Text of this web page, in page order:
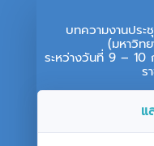
บทความงานประ
(มหาวิท
ระหว่างวันที่ 9 –
ร
แ